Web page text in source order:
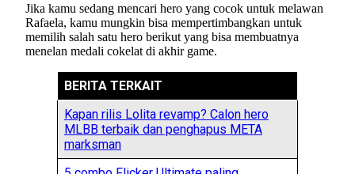
Jika kamu sedang mencari hero yang cocok untuk melawan
Rafaela, kamu mungkin bisa mempertimbangkan untuk
memilih salah satu hero berikut yang bisa membuatnya
menelan medali cokelat di akhir game.
BERITA TERKAIT
Kapan rilis Lolita revamp? Calon hero
MLBB terbaik dan penghapus META
marksman